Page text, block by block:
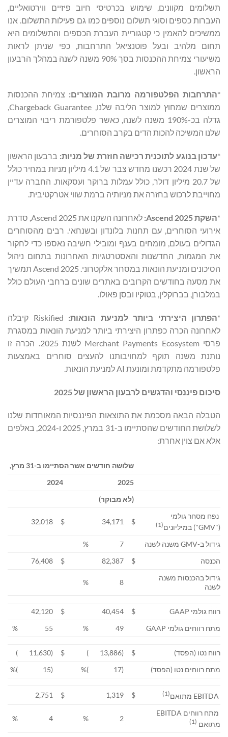
תשלומים מקוונים, שימוש בכרטיסי חיוב פיזיים ווירטואליים,
העברות כספים וסוגי תשלום נוספים כמו גם פעילות התשלום. אנו
ממשיכים להאמין כי קטגוריית העברת הכספים והתשלומים היא
תחום מלהיב ובעל פוטנציאל התרחבות, כפי שניתן לראות
משיעורי צמיחת ההכנסות בסך 90% משנה לשנה במהלך הרבעון
הראשון.
*התרחבות הפלטפורמה מרובת המוצרים: צמיחת ההכנסות
ממוצרים שמחוץ למוצר הליבה שלנו, Chargeback Guarantee,
גדלה בכ-190% משנה לשנה, כאשר פלטפורמת ריבוי המוצרים
שלנו המשיכה להכות הדים בקרב הסוחרים.
*עדכון בנוגע לתוכנית רכישה חוזרת של מניות: ברבעון הראשון
של שנת 2024 רכשנו מחדש צבר של 4.1 מיליון מניות במחיר כולל
של 20.7 מיליון דולר, כולל עמלות ברוקר ועסקאות. החברה עדיין
מחוייבת לרכוש בחזרה את מניותיה ברמת שווי אטרקטיבית.
*השקתAscend 2025
:
לאחרונה השקנו את Ascend 2025, סדרת
אירועי הסוחרים, עם תחנות בלונדון ובשנחאי. רבים מהסוחרים
הגדולים בעולם, מומחים בענף ומובילי חשיבה נאספו כדי לחקור
את המגמות, החדשנות והאסטרטגיות האחרונות בתחום ניהול
הסיכונים ומניעת הונאות במסחר אלקטרוני. Ascend 2025 תמשיך
את מסעה בחודשים הקרובים באתרים שונים ברחבי העולם כולל
במלבורן, בברוקלין, בטוקיו ובסן פאולו.
*הפתרון היצירתי ביותר למניעת הונאות:
Riskified קיבלה
לאחרונה הכרה כפתרון היצירתי ביותר למניעת הונאות במסגרת
פרסי Merchant Payments Ecosystem לשנת 2025. הכרה זו
נותנת משנה תוקף למחויבותנו להעצים סוחרים באמצעות
פלטפורמה מתקדמת ומונעת AI למניעת הונאות.
סיכום פיננסי והדגשים לרבעון הראשון של 2025
הטבלה הבאה מסכמת את התוצאות הפיננסיות המאוחדות שלנו
לשלושת החודשים שהסתיימו ב-31 במרץ, 2025 ו-2024, באלפים
אלא אם צוין אחרת:
שלושה חודשים אשר הסתיימו ב-31 מרץ,
2025
2024
(לא מבוקר)
נפח מסחר גולמי
("GMV") במיליונים
(1)
$
34,171
$
32,018
גידול ב-GMV משנה לשנה 7
%
הכנסה
$
82,387
$
76,408
גידול בהכנסות משנה
לשנה
8
%
רווח גולמי GAAP $
40,454
$
42,120
מתח רווחים גולמי GAAP
49
%
55
%
רווח נטו (הפסד) $
(13,886
)
$
(11,630
)
מתח רווחים נטו (הפסד)
(17
)%
(15
)%
(1)
$
1,319
$
2,751
מתח רווחים EBITDA
מתואם (1)
2
%
4
%